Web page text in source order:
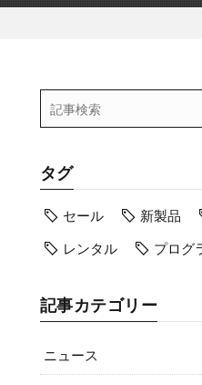
タグ
セール 新製品
レンタル
プログ
記事カテゴリー
ニュース